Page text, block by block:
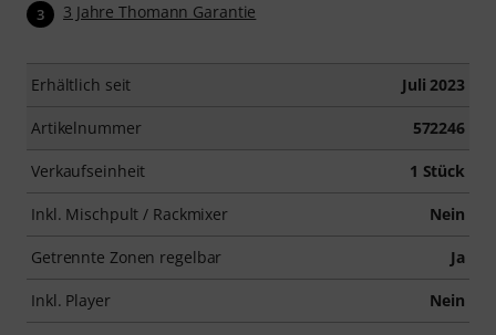
3 3 Jahre Thomann Garantie
Erhältlich seit Juli 2023
Artikelnummer 572246
Verkaufseinheit 1 Stück
Inkl. Mischpult / Rackmixer Nein
Getrennte Zonen regelbar Ja
Inkl. Player Nein